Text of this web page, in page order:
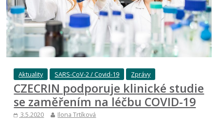
Aktuality SARS-CoV-2 / Covid-19 Zprávy
CZECRIN podporuje klinické studie
se zaměřením na léčbu COVID-19
3.5.2020 Ilona Trtíková